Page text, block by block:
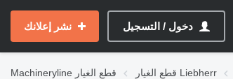
دخول / التسجيل نشر إعلانك
Machineryline قطع الغيار قطع الغيار Liebherr